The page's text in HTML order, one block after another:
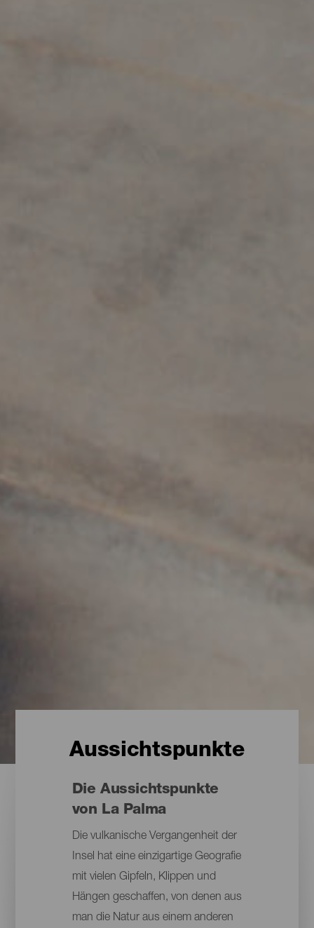
Aussichtspunkte
Die Aussichtspunkte
von La Palma
Die vulkanische Vergangenheit der
Insel hat eine einzigartige Geografie
mit vielen Gipfeln, Klippen und
Hängen geschaffen, von denen aus
man die Natur aus einem anderen